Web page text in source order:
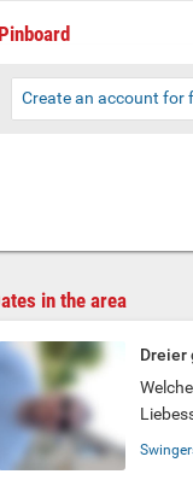
Pinboard
Create an account for
in the area
Dreier